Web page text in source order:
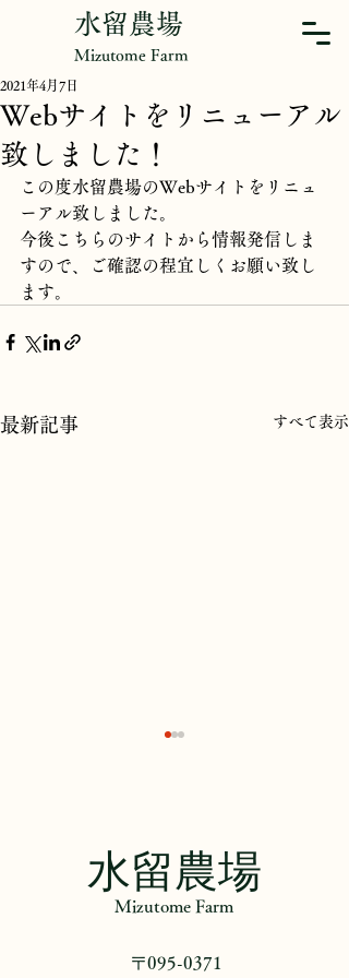
水留農場
Mizutome Farm
Webサイトをリニューアル
致しました！
2021年4月7日
この度水留農場のWebサイトをリニュ
ーアル致しました。
今後こちらのサイトから情報発信しま
すので、ご確認の程宜しくお願い致し
ます。
最新記事 すべて表示
田園日記『手作業と機械
​水留農場
Mizutome Farm
〒095-0371